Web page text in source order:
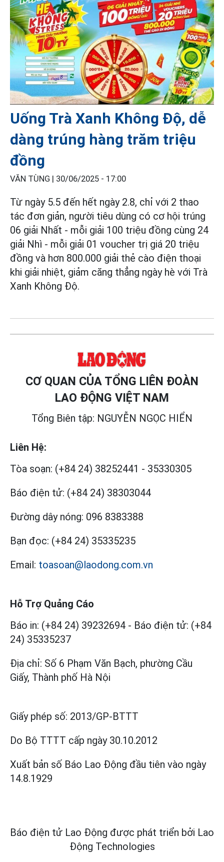
Uống Trà Xanh Không Độ, dễ
dàng trúng hàng trăm triệu
đồng
VĂN TÙNG | 30/06/2025 - 17:00
Từ ngày 5.5 đến hết ngày 2.8, chỉ với 2 thao
tác đơn giản, người tiêu dùng có cơ hội trúng
06 giải Nhất - mỗi giải 100 triệu đồng cùng 24
giải Nhì - mỗi giải 01 voucher trị giá 20 triệu
đồng và hơn 800.000 giải thẻ cào điện thoại
khi giải nhiệt, giảm căng thẳng ngày hè với Trà
Xanh Không Độ.
CƠ QUAN CỦA TỔNG LIÊN ĐOÀN
LAO ĐỘNG VIỆT NAM
Tổng Biên tập: NGUYỄN NGỌC HIỂN
Liên Hệ:
Tòa soạn: (+84 24) 38252441 - 35330305
Báo điện tử: (+84 24) 38303044
Đường dây nóng: 096 8383388
Bạn đọc: (+84 24) 35335235
Email: toasoan@laodong.com.vn
Hỗ Trợ Quảng Cáo
Báo in: (+84 24) 39232694 - Báo điện tử: (+84
24) 35335237
Địa chỉ: Số 6 Phạm Văn Bạch, phường Cầu
Giấy, Thành phố Hà Nội
Giấy phép số: 2013/GP-BTTT
Do Bộ TTTT cấp ngày 30.10.2012
Xuất bản số Báo Lao Động đầu tiên vào ngày
14.8.1929
Báo điện tử Lao Động được phát triển bởi Lao
Động Technologies